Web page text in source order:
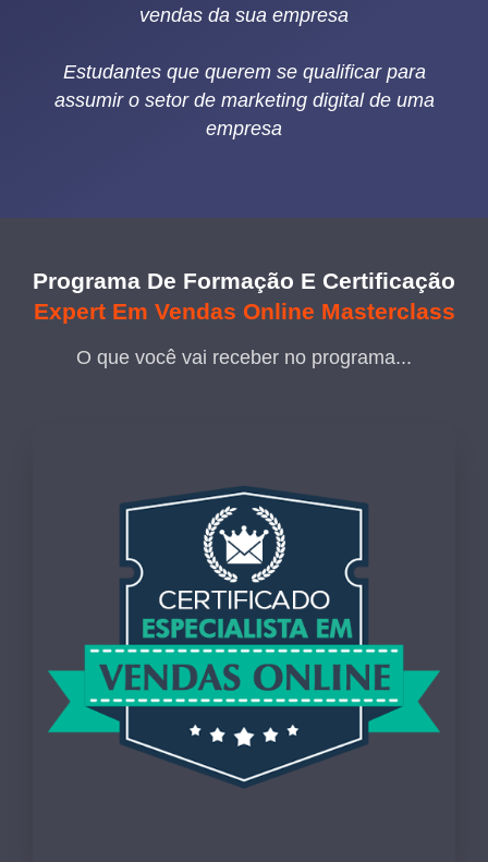
vendas da sua empresa
Estudantes que querem se qualificar para
assumir o setor de marketing digital de uma
empresa
Programa De Formação E Certificação
Expert Em Vendas Online Masterclass
O que você vai receber no programa...